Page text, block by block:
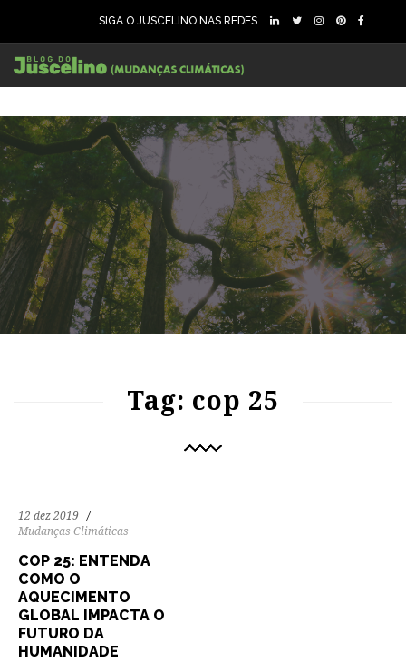
SIGA O JUSCELINO NAS REDES
Tag: cop 25
12 dez 2019
Mudanças Climáticas
COP 25: ENTENDA
COMO O
AQUECIMENTO
GLOBAL IMPACTA O
FUTURO DA
HUMANIDADE